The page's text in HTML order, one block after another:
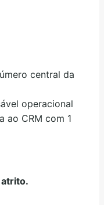
central da
operacional
ao CRM com 1